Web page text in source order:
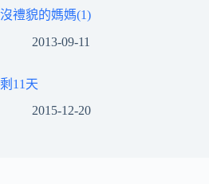
沒禮貌的媽媽(1)
2013-09-11
剩11天
2015-12-20